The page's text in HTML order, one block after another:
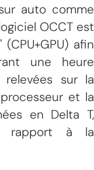
auto comme
OCCT est
afin
une heure
relevées sur la
et la
en Delta T,
rapport à la